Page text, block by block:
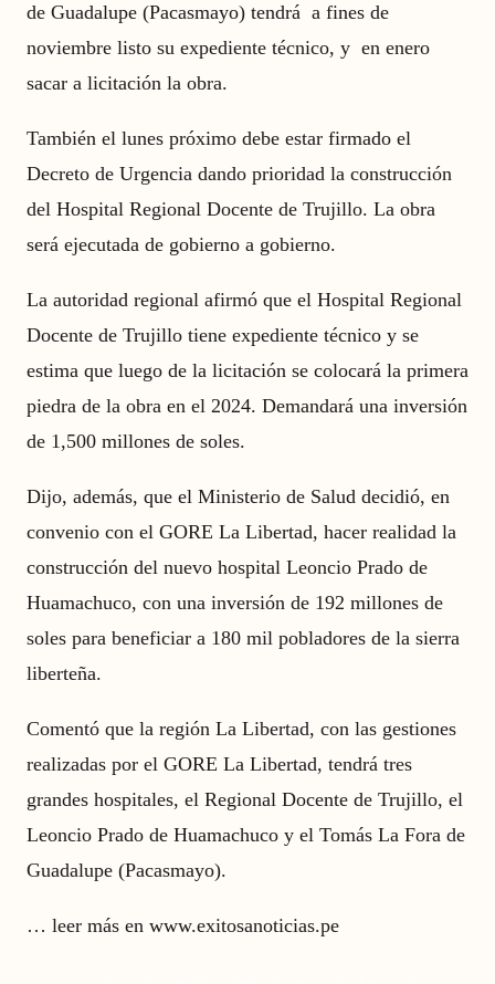
de Guadalupe (Pacasmayo) tendrá a fines de
noviembre listo su expediente técnico, y en enero
sacar a licitación la obra.
También el lunes próximo debe estar firmado el
Decreto de Urgencia dando prioridad la construcción
del Hospital Regional Docente de Trujillo. La obra
será ejecutada de gobierno a gobierno.
La autoridad regional afirmó que el Hospital Regional
Docente de Trujillo tiene expediente técnico y se
estima que luego de la licitación se colocará la primera
piedra de la obra en el 2024. Demandará una inversión
de 1,500 millones de soles.
Dijo, además, que el Ministerio de Salud decidió, en
convenio con el GORE La Libertad, hacer realidad la
construcción del nuevo hospital Leoncio Prado de
Huamachuco, con una inversión de 192 millones de
soles para beneficiar a 180 mil pobladores de la sierra
liberteña.
Comentó que la región La Libertad, con las gestiones
realizadas por el GORE La Libertad, tendrá tres
grandes hospitales, el Regional Docente de Trujillo, el
Leoncio Prado de Huamachuco y el Tomás La Fora de
Guadalupe (Pacasmayo).
… leer más en www.exitosanoticias.pe